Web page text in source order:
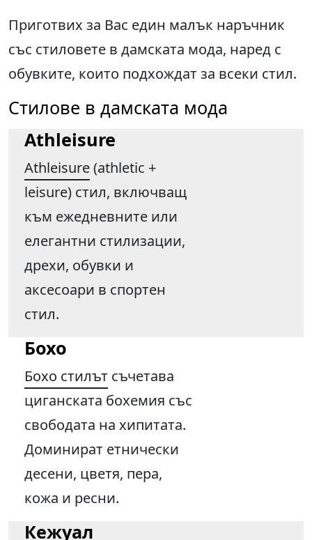
Приготвих за Вас един малък наръчник
със стиловете в дамската мода, наред с
обувките, които подхождат за всеки стил.
Стилове в дамската мода
Athleisure
Athleisure(athletic +
leisure) стил, включващ
към ежедневните или
елегантни стилизации,
дрехи, обувки и
аксесоари в спортен
стил.
Бохо
Бохо стилът съчетава
циганската бохемия със
свободата на хипитата.
Доминират етнически
десени, цветя, пера,
кожа и ресни.
Кежуал